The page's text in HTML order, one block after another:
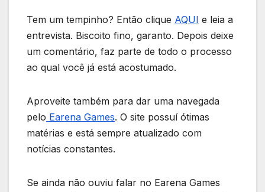
Tem um tempinho? Então clique AQUI e leia a
entrevista. Biscoito fino, garanto. Depois deixe
um comentário, faz parte de todo o processo
ao qual você já está acostumado.
Aproveite também para dar uma navegada
pelo Earena Games. O site possuí ótimas
matérias e está sempre atualizado com
notícias constantes.
Se ainda não ouviu falar no Earena Games